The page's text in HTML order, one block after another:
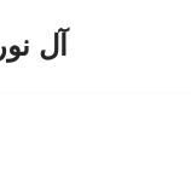
آل نور